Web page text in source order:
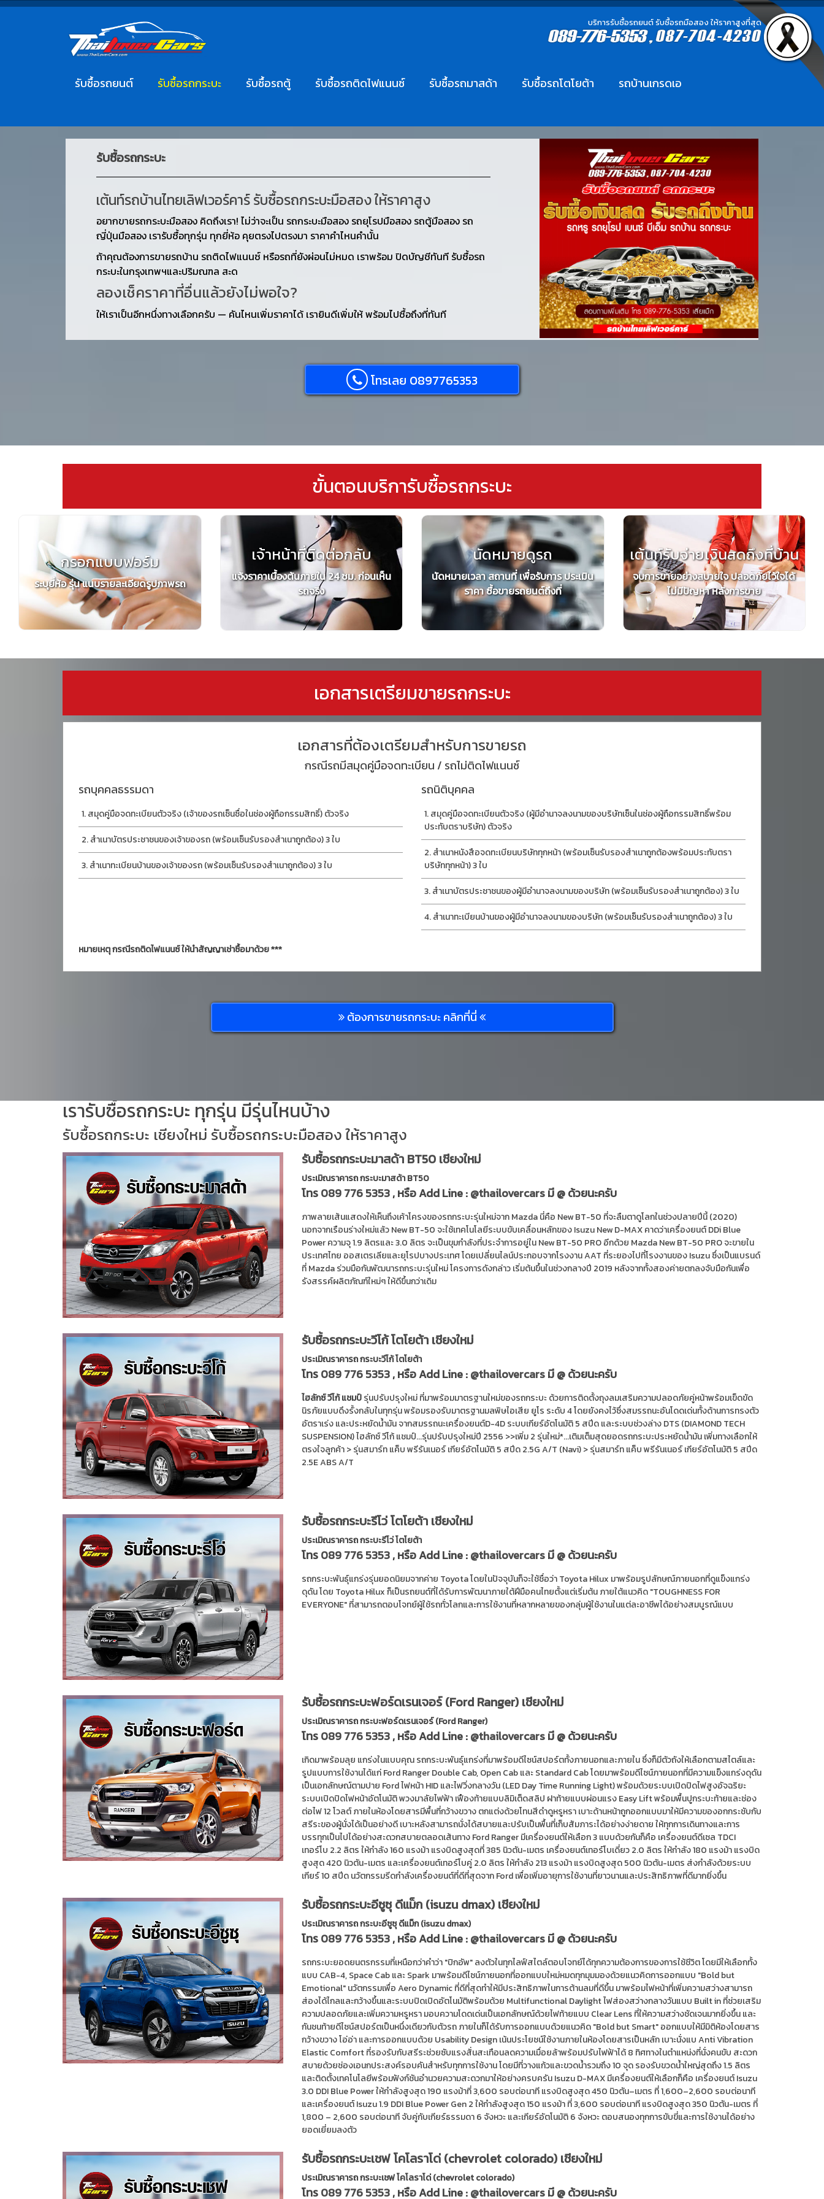
บริการรับซื้อรถยนต์ รับซื้อรถมือสอง ให้ราคาสูงที่สุด
รับซื้อรถยนต์ รับซื้อรถกระบะ รับซื้อรถตู้ รับซื้อรถติดไฟแนนซ์ รับซื้อรถมาสด้า รับซื้อรถโตโยต้า รถบ้านเกรดเอ
รับซื้อรถกระบะ
เต้นท์รถบ้านไทยเลิฟเวอร์คาร์ รับซื้อรถกระบะมือสอง ให้ราคาสูง
อยากขายรถกระบะมือสอง คิดถึงเรา! ไม่ว่าจะเป็น รถกระบะมือสอง รถยุโรปมือสอง รถตู้มือสอง รถ
ญี่ปุ่นมือสอง เรารับซื้อทุกรุ่น ทุกยี่ห้อ คุยตรงไปตรงมา ราคาคำไหนคำนั้น
ถ้าคุณต้องการขายรถบ้าน รถติดไฟแนนซ์ หรือรถที่ยังผ่อนไม่หมด เราพร้อม ปิดบัญชีทันที รับซื้อรถ
กระบะในกรุงเทพฯและปริมณฑล สะด
ลองเช็คราคาที่อื่นแล้วยังไม่พอใจ?
ให้เราเป็นอีกหนึ่งทางเลือกครับ — คันไหนเพิ่มราคาได้ เรายินดีเพิ่มให้ พร้อมไปซื้อถึงที่ทันที
โทรเลย 0897765353
ขั้นตอนบริการับซื้อรถกระบะ
กรอกแบบฟอร์ม
ระบุยี่ห้อ รุ่น แนบรายละเอียดรูปภาพรถ
เจ้าหน้าที่ติดต่อกลับ
แจ้งราคาเบื้องต้นภายใน 24 ชม. ก่อนเห็น
รถจริง
นัดหมายดูรถ
นัดหมายเวลา สถานที่ เพื่อรับการ ประเมิน
ราคา ซื้อขายรถยนต์ถึงที่
เต้นท์รับจ่ายเงินสดถึงที่บ้าน
จบการขายอย่างสบายใจ ปลอดภัยไว้ใจได้
ไม่มีปัญหา หลังการขาย
เอกสารเตรียมขายรถกระบะ
เอกสารที่ต้องเตรียมสำหรับการขายรถ
กรณีรถมีสมุดคู่มือจดทะเบียน / รถไม่ติดไฟแนนซ์
รถบุคคลธรรมดา
สมุดคู่มือจดทะเบียนตัวจริง (เจ้าของรถเซ็นซื่อในช่องผู้ถือกรรมสิทธิ์) ตัวจริง
สำเนาบัตรประชาชนของเจ้าของรถ (พร้อมเซ็นรับรองสำเนาถูกต้อง) 3 ใบ
สำเนาทะเบียนบ้านของเจ้าของรถ (พร้อมเซ็นรับรองสำเนาถูกต้อง) 3 ใบ
รถนิติบุคคล
สมุดคู่มือจดทะเบียนตัวจริง (ผู้มีอำนาจลงนามของบริษัทเซ็นในช่องผู้ถือกรรมสิทธิ์พร้อม
ประทับตราบริษัท) ตัวจริง
สำเนาหนังสือจดทะเบียนบริษัททุกหน้า (พร้อมเซ็นรับรองสำเนาถูกต้องพร้อมประทับตรา
บริษัททุกหน้า) 3 ใบ
สำเนาบัตรประชาชนของผู้มีอำนาจลงนามของบริษัท (พร้อมเซ็นรับรองสำเนาถูกต้อง) 3 ใบ
สำเนาทะเบียนบ้านของผู้มีอำนาจลงนามของบริษัท (พร้อมเซ็นรับรองสำเนาถูกต้อง) 3 ใบ
หมายเหตุ กรณีรถติดไฟแนนซ์ ให้นำสัญญาเช่าซื้อมาด้วย ***
ต้องการขายรถกระบะ คลิกที่นี่
เรารับซื้อรถกระบะ ทุกรุ่น มีรุ่นไหนบ้าง
รับซื้อรถกระบะ เชียงใหม่ รับซื้อรถกระบะมือสอง ให้ราคาสูง
รับซื้อรถกระบะมาสด้า BT50 เชียงใหม่
ประเมิณราคารถ กระบะมาสด้า BT50
โทร089 776 5353, หรือ Add Line :@thailovercarsมี @ ด้วยนะครับ
ภาพลายเส้นแสดงให้เห็นถึงเค้าโครงของรถกระบะรุ่นใหม่จาก Mazda นี่คือ New BT-50 ที่จะลืมตาดูโลกในช่วงปลายปีนี้ (2020)
นอกจากเรือนร่างใหม่แล้ว New BT-50 จะใช้เทคโนโลยีระบบขับเคลื่อนหลักของ Isuzu New D-MAX คาดว่าเครื่องยนต์ DDi Blue
Power ความจุ 1.9 ลิตรและ 3.0 ลิตร จะเป็นขุมกำลังที่ประจำการอยู่ใน New BT-50 PRO อีกด้วย Mazda New BT-50 PRO จะขายใน
ประเทศไทย ออสเตรเลียและยุโรปบางประเทศ โดยเปลี่ยนไลน์ประกอบจากโรงงาน AAT ที่ระยองไปที่โรงงานของ Isuzu ซึ่งเป็นแบรนด์
ที่ Mazda ร่วมมือกันพัฒนารถกระบะรุ่นใหม่ โครงการดังกล่าว เริ่มต้นขึ้นในช่วงกลางปี 2019 หลังจากทั้งสองค่ายตกลงจับมือกันเพื่อ
รังสรรค์ผลิตภัณฑ์ใหม่ๆ ให้ดีขึ้นกว่าเดิม
รับซื้อรถกระบะวีโก้ โตโยต้า เชียงใหม่
ประเมิณราคารถ กระบะวีโก้ โตโยต้า
โทร089 776 5353, หรือ Add Line :@thailovercarsมี @ ด้วยนะครับ
ไฮลักซ์ วีโก้ แชมป์รุ่นปรับปรุงใหม่ ที่มาพร้อมมาตรฐานใหม่ของรถกระบะ ด้วยการติดตั้งถุงลมเสริมความปลอดภัยคู่หน้าพร้อมเข็ดขัด
นิรภัยแบบดึงรั้งกลับในทุกรุ่น พร้อมรองรับมาตรฐานมลพิษไอเสีย ยูโร ระดับ 4 โดยยังคงไว้ซึ่งสมรรถนะอันโดดเด่นทั้งด้านการทรงตัว
อัตราเร่ง และประหยัดน้ำมัน จากสมรรถนะเครื่องยนต์D-4D ระบบเกียร์อัตโนมัติ 5 สปีด และระบบช่วงล่าง DTS (DIAMOND TECH
SUSPENSION) ไฮลักซ์ วีโก้ แชมป์...รุ่นปรับปรุงใหม่ปี 2556 >>เพิ่ม 2 รุ่นใหม่*...เติมเต็มสุดยอดรถกระบะประหยัดน้ำมัน เพิ่มทางเลือกให้
ตรงใจลูกค้า > รุ่นสมาร์ท แค็บ พรีรันเนอร์ เกียร์อัตโนมัติ 5 สปีด 2.5G A/T (Navi) > รุ่นสมาร์ท แค็บ พรีรันเนอร์ เกียร์อัตโนมัติ 5 สปีด
2.5E ABS A/T
รับซื้อรถกระบะรีโว่ โตโยต้า เชียงใหม่
ประเมิณราคารถ กระบะรีโว่ โตโยต้า
โทร089 776 5353, หรือ Add Line :@thailovercarsมี @ ด้วยนะครับ
รถกระบะพันธุ์แกร่งรุ่นยอดนิยมจากค่าย Toyota โดยในปัจจุบันก็จะใช้ชื่อว่า Toyota Hilux มาพร้อมรูปลักษณ์ภายนอกที่ดูแข็งแกร่ง
ดุดัน โดย Toyota Hilux ก็เป็นรถยนต์ที่ได้รับการพัฒนาภายใต้ฝีมือคนไทยตั้งแต่เริ่มต้น ภายใต้แนวคิด "TOUGHNESS FOR
EVERYONE" ที่สามารถตอบโจทย์ผู้ใช้รถทั่วโลกและการใช้งานที่หลากหลายของกลุ่มผู้ใช้งานในแต่ละอาชีพได้อย่างสมบูรณ์แบบ
รับซื้อรถกระบะฟอร์ดเรนเจอร์ (Ford Ranger) เชียงใหม่
ประเมิณราคารถ กระบะฟอร์ดเรนเจอร์ (Ford Ranger)
โทร089 776 5353, หรือ Add Line :@thailovercarsมี @ ด้วยนะครับ
เกิดมาพร้อมลุย แกร่งในแบบคุณ รถกระบะพันธุ์แกร่งที่มาพร้อมดีไซน์สปอร์ตทั้งภายนอกและภายใน ซึ่งก็มีตัวถังให้เลือกตามสไตล์และ
รูปแบบการใช้งานได้แก่ Ford Ranger Double Cab, Open Cab และ Standard Cab โดยมาพร้อมดีไซน์ภายนอกที่มีความแข็งแกร่งดุดัน
เป็นเอกลักษณ์ตามปาย Ford ไฟหน้า HID และไฟวิ่งกลางวัน (LED Day Time Running Light) พร้อมด้วยระบบเปิดปิดไฟสูงอัจฉริยะ
ระบบเปิดปิดไฟหน้าอัตโนมัติ พวงมาลัยไฟฟ้า เฟืองท้ายแบบลิมิเต็ดสลิป ฝาท้ายแบบผ่อนแรง Easy Lift พร้อมพื้นปูกระบะท้ายและช่อง
ต่อไฟ 12 โวลต์ ภายในห้องโดยสารมีพื้นที่กว้างขวาง ตกแต่งด้วยโทนสีดำดูหรูหรา เบาะด้านหน้าถูกออกแบบมาให้มีความของอกกระชับกับ
สรีระของผู้นั่งได้เป็นอย่างดี เบาะหลังสามารถนั่งได้สบายและปรับเป็นพื้นที่เก็บสัมภาระได้อย่างง่ายดาย ให้ทุกการเดินทางและการ
บรรทุกเป็นไปได้อย่างสะดวกสบายตลอดเส้นทาง Ford Ranger มีเครื่องยนต์ให้เลือก 3 แบบด้วยกันก็คือ เครื่องยนต์ดีเซล TDCI
เทอร์โบ 2.2 ลิตร ให้กำลัง 160 แรงม้า แรงบิดสูงสุดที่ 385 นิวตัน-เมตร เครื่องยนต์เทอร์โบเดี่ยว 2.0 ลิตร ให้กำลัง 180 แรงม้า แรงบิด
สูงสุด 420 นิวตัน-เมตร และเครื่องยนต์เทอร์โบคู่ 2.0 ลิตร ให้กำลัง 213 แรงม้า แรงบิดสูงสุด 500 นิวตัน-เมตร ส่งกำลังด้วยระบบ
เกียร์ 10 สปีด นวัตกรรมรีดกำลังเครื่องยนต์ที่ดีที่สุดจาก Ford เพื่อเพิ่มอายุการใช้งานที่ยาวนานและประสิทธิภาพที่ดีมากยิ่งขึ้น
รับซื้อรถกระบะอีซูซุ ดีแม็ก (isuzu dmax) เชียงใหม่
ประเมิณราคารถ กระบะอีซูซุ ดีแม็ก (isuzu dmax)
โทร089 776 5353, หรือ Add Line :@thailovercarsมี @ ด้วยนะครับ
รถกระบะยอดยนตรกรรมที่เหนือกว่าคำว่า "ปิกอัพ" ลงตัวในทุกไลฟ์สไตล์ตอบโจทย์ได้ทุกความต้องการของการใช้ชีวิต โดยมีให้เลือกทั้ง
แบบ CAB-4, Space Cab และ Spark มาพร้อมดีไซน์ภายนอกที่ออกแบบใหม่หมดทุกมุมมองด้วยแนวคิดการออกแบบ "Bold but
Emotional" นวัตกรรมเพื่อ Aero Dynamic ที่ดีที่สุดทำให้มีประสิทธิภาพในการต้านลมที่ดีขึ้น มาพร้อมไฟหน้าที่เพิ่มความสว่างสามารถ
ส่องได้ไกลและกว้างขึ้นและระบบปิดเปิดอัตโนมัติพร้อมด้วย Multifunctional Daylight ไฟส่องสว่างกลางวันแบบ Built in ที่ช่วยเสริม
ความปลอดภัยและเพิ่มความหรูหรา มอบความโดดเด่นเป็นเอกลักษณ์ด้วยไฟท้ายแบบ Clear Lens ที่ให้ความสว่างชัดเจนมากยิ่งขึ้น และ
กันชนท้ายดีไซน์สปอร์ตเป็นหนึ่งเดียวกับตัวรถ ภายในก็ได้รับการออกแบบด้วยแนวคิด "Bold but Smart" ออกแบบให้มีมิติห้องโดยสาร
กว้างขวาง โอ่อ่า และการออกแบบด้วย Usability Design เน้นประโยชน์ใช้งานภายในห้องโดยสารเป็นหลัก เบาะนั่งแบ Anti Vibration
Elastic Comfort ที่รองรับกับสรีระช่วยซับแรงสั่นสะเทือนลดความเมื่อยล้าพร้อมปรับไฟฟ้าได้ 8 ทิศทางในตำแหน่งที่นั่งคนขับ สะดวก
สบายด้วยช่องเอนกประสงค์รอบคันสำหรับทุกการใช้งาน โดยมีที่วางแก้วและขวดน้ำรวมถึง 10 จุด รองรับขวดน้ำใหญ่สุดถึง 1.5 ลิตร
และติดตั้งเทคโนโลยีพร้อมฟังก์ชันอำนวยความสะดวกมาให้อย่างครบครัน Isuzu D-MAX มีเครื่องยนต์ให้เลือกก็คือ เครื่องยนต์ Isuzu
3.0 DDI Blue Power ให้กำลังสูงสุด 190 แรงม้าที่ 3,600 รอบต่อนาที แรงบิดสูงสุด 450 นิวตัน–เมตร ที่ 1,600–2,600 รอบต่อนาที
และเครื่องยนต์ Isuzu 1.9 DDI Blue Power Gen 2 ให้กำลังสูงสุด 150 แรงม้า ที่ 3,600 รอบต่อนาที แรงบิดสูงสุด 350 นิวตัน-เมตร ที่
1,800 – 2,600 รอบต่อนาที จับคู่กับเกียร์ธรรมดา 6 จังหวะ และเกียร์อัตโนมัติ 6 จังหวะ ตอบสนองทุกการขับขี่และการใช้งานได้อย่าง
ยอดเยี่ยมลงตัว
รับซื้อรถกระบะเชฟ โคโลราโด่ (chevrolet colorado) เชียงใหม่
ประเมิณราคารถ กระบะเชฟ โคโลราโด่ (chevrolet colorado)
โทร089 776 5353, หรือ Add Line :@thailovercarsมี @ ด้วยนะครับ